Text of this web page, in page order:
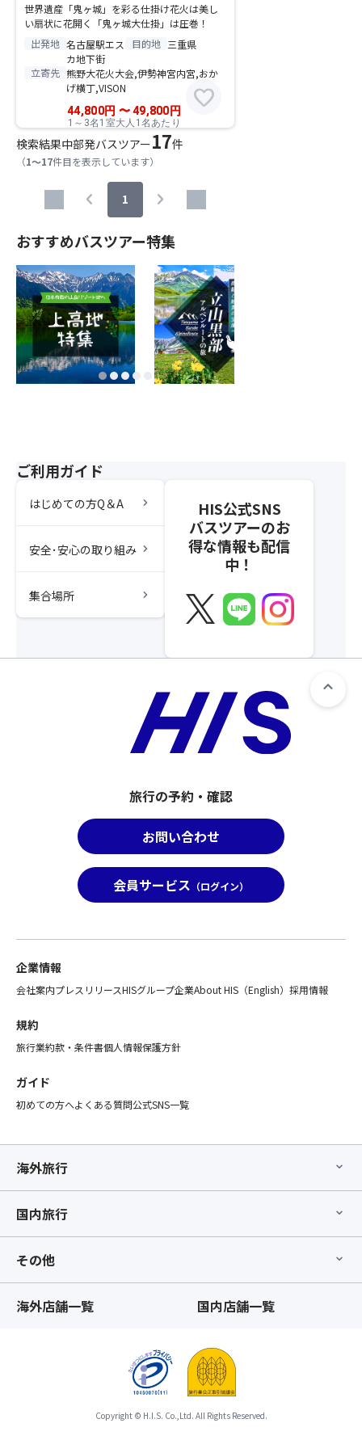
世界遺産「鬼ヶ城」を彩る仕掛け花火は美し
い扇状に花開く「鬼ヶ城大仕掛」は圧巻！
出発地 名古屋駅エス
カ地下街
目的地 三重県
立寄先 熊野大花火大会,伊勢神宮内宮,おか
げ横丁,VISON
44,800円 〜49,800 円
1～3名1室大人1名あたり
favorite
検索結果中部発バスツアー17件
（1～17件目を表示しています）
chevron_left 1 chevron_right
おすすめバスツアー特集
ご利用ガイド
はじめての方Q＆A chevron_right
安全･安心の取り組み chevron_right
集合場所 chevron_right
HIS公式SNS
バスツアーのお
得な情報も配信
中！
旅行の予約・確認
お問い合わせ
会員サービス （ログイン）
企業情報
会社案内プレスリリースHISグループ企業About HIS（English） 採用情報
規約
旅行業約款・条件書個人情報保護方針
ガイド
初めての方へよくある質問公式SNS一覧
海外旅行
国内旅行
その他
海外店舗一覧 国内店舗一覧
Copyright © H.I.S. Co.,Ltd. All Rights Reserved.